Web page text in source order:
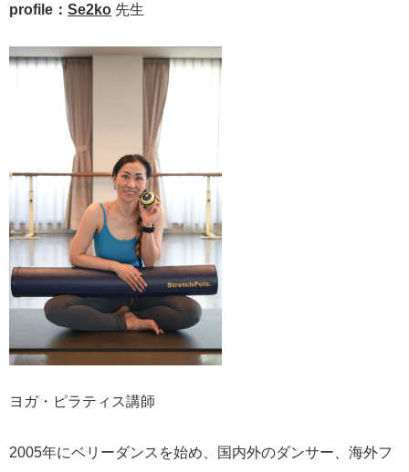
profile： Se2ko 先生
ヨガ・ピラティス講師
2005年にベリーダンスを始め、国内外のダンサー、海外フ